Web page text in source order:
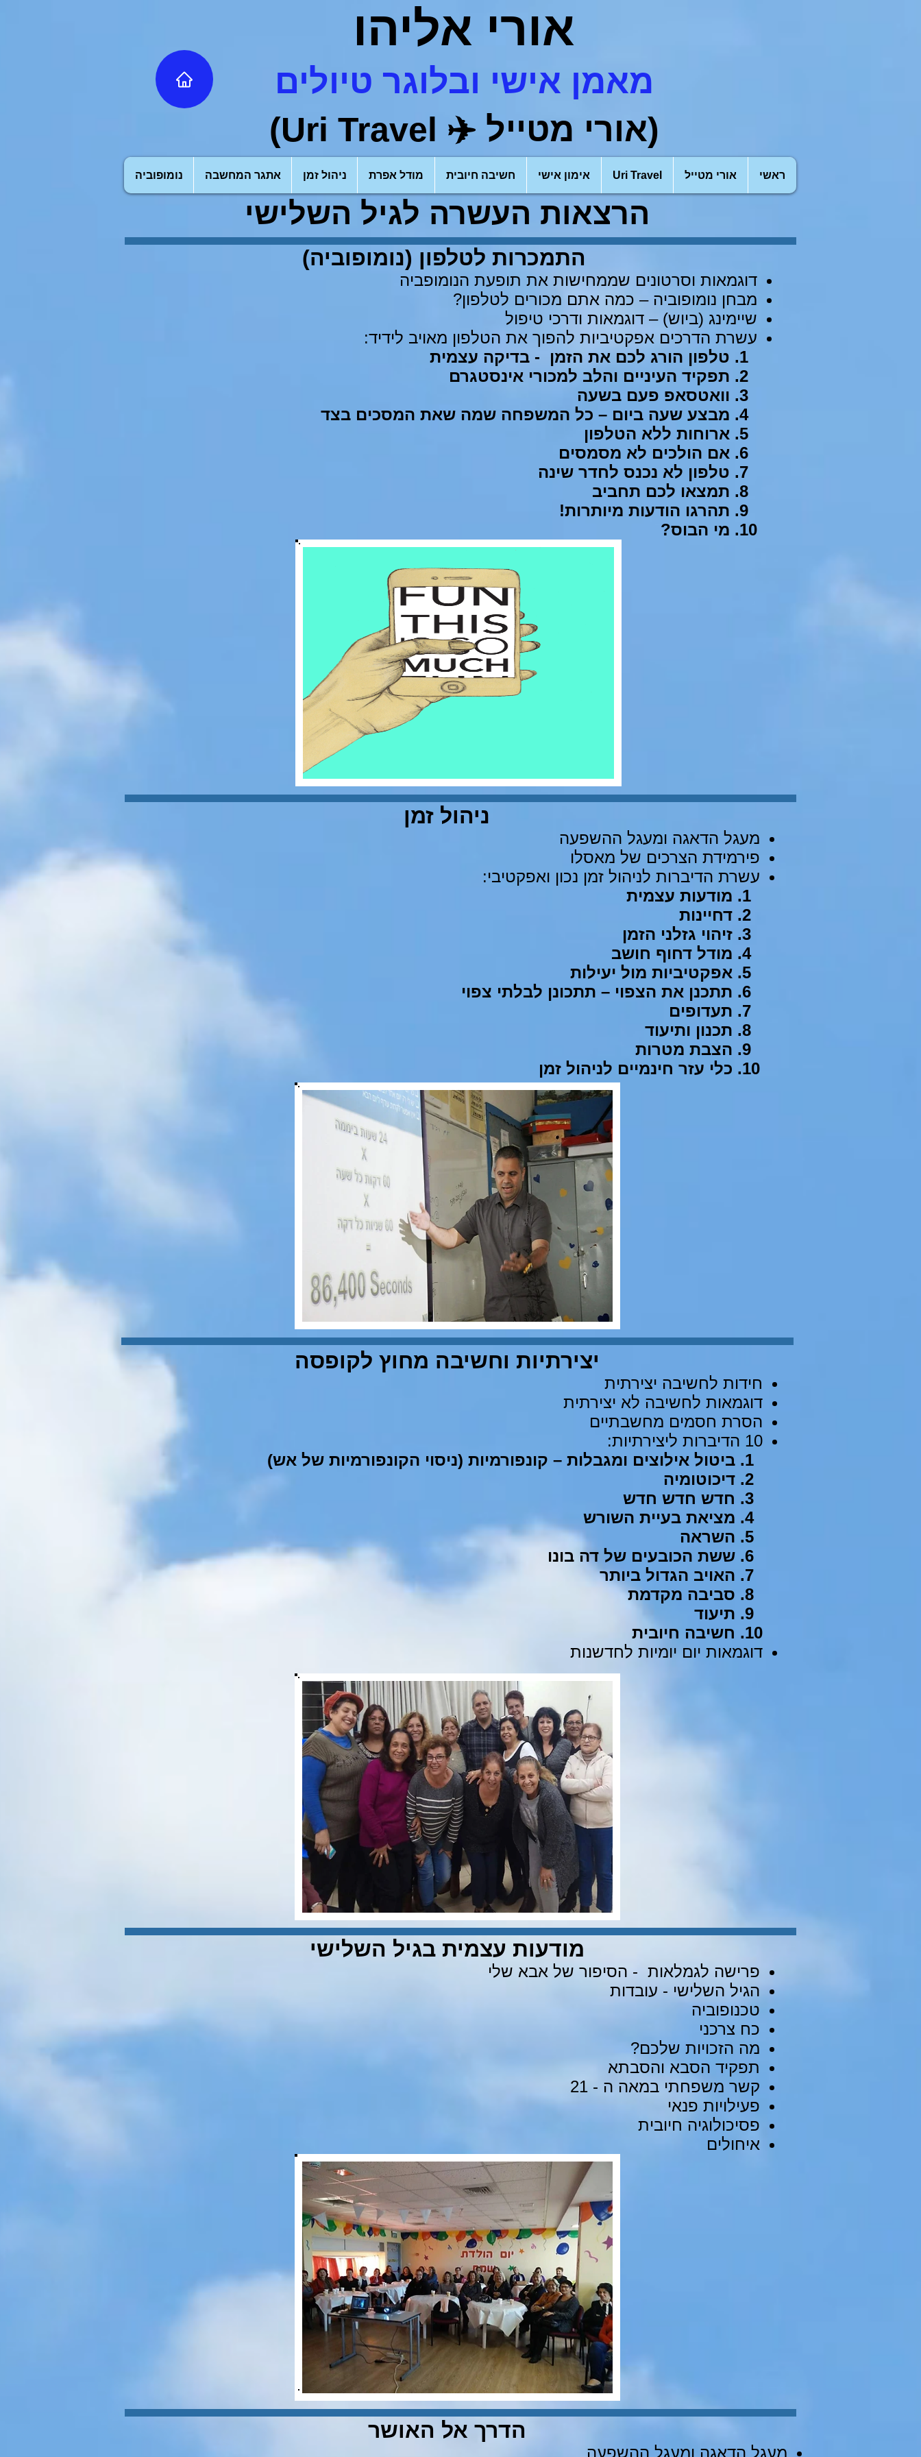
אורי אליהו
מאמן אישי ובלוגר טיולים
(אורי מטייל ✈️
Uri Travel)
ראשי אורי מטייל Uri Travel אימון אישי חשיבה חיובית מודל אפרת ניהול זמן אתגר המחשבה נומופוביה
הרצאות העשרה לגיל השלישי
התמכרות לטלפון (נומופוביה)
דוגמאות וסרטונים שממחישות את תופעת הנומופביה
מבחן נומופוביה – כמה אתם מכורים לטלפון?
שיימינג (ביוש) – דוגמאות ודרכי טיפול
עשרת הדרכים אפקטיביות להפוך את הטלפון מאויב לידיד:
טלפון הורג לכם את הזמן - בדיקה עצמית
תפקיד העיניים והלב למכורי אינסטגרם
וואטסאפ פעם בשעה
מבצע שעה ביום – כל המשפחה שמה שאת המסכים בצד
ארוחות ללא הטלפון
אם הולכים לא מסמסים
טלפון לא נכנס לחדר שינה
תמצאו לכם תחביב
תהרגו הודעות מיותרות!
מי הבוס?
ניהול זמן
מעגל הדאגה ומעגל ההשפעה
פירמידת הצרכים של מאסלו
עשרת הדיברות לניהול זמן נכון ואפקטיבי:
מודעות עצמית
דחיינות
זיהוי גזלני הזמן
מודל דחוף חושב
אפקטיביות מול יעילות
תתכנן את הצפוי – תתכונן לבלתי צפוי
תעדופים
תכנון ותיעוד
הצבת מטרות
כלי עזר חינמיים לניהול זמן
יצירתיות וחשיבה מחוץ לקופסה
חידות לחשיבה יצירתית
דוגמאות לחשיבה לא יצירתית
הסרת חסמים מחשבתיים
10 הדיברות ליצירתיות:
ביטול אילוצים ומגבלות – קונפורמיות (ניסוי הקונפורמיות של אש)
דיכוטומיה
חדש חדש חדש
מציאת בעיית השורש
השראה
ששת הכובעים של דה בונו
האויב הגדול ביותר
סביבה מקדמת
תיעוד
חשיבה חיובית
דוגמאות יום יומיות לחדשנות
מודעות עצמית בגיל השלישי
פרישה לגמלאות - הסיפור של אבא שלי
הגיל השלישי - עובדות
טכנופוביה
כח צרכני
מה הזכויות שלכם?
תפקיד הסבא והסבתא
קשר משפחתי במאה ה - 21
פעילויות פנאי
פסיכולוגיה חיובית
איחולים
הדרך אל האושר
מעגל הדאגה ומעגל ההשפעה